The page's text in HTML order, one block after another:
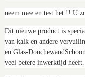
neem mee en test het !! U
Dit nieuwe product is
van kalk en andere
en Glas-
veel betere inwerktijd heeft.